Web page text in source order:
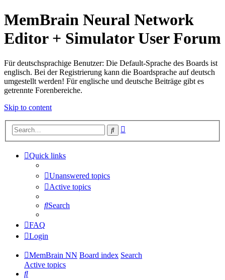
MemBrain Neural Network
Editor + Simulator User Forum
Für deutschsprachige Benutzer: Die Default-Sprache des Boards ist
englisch. Bei der Registrierung kann die Boardsprache auf deutsch
umgestellt werden! Für englische und deutsche Beiträge gibt es
getrennte Forenbereiche.
Skip to content
Search
Quick links
Unanswered topics
Active topics
Search
FAQ
Login
MemBrain NN Board index Search
Active topics
Search